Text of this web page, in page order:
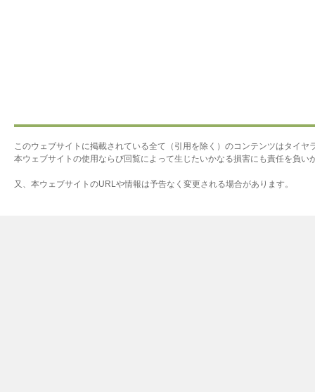
このウェブサイトに掲載されている全て（引用を除く）のコンテンツはタイヤ
本ウェブサイトの使用ならび回覧によって生じたいかなる損害にも責任を負い
又、本ウェブサイトのURLや情報は予告なく変更される場合があります。